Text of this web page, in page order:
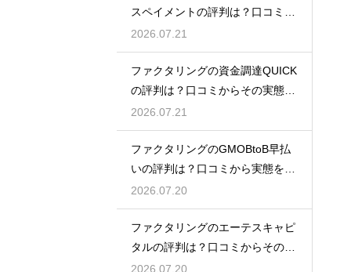
スペイメントの評判は？口コミで
実態を解説
2026.07.21
ファクタリングの資金調達QUICK
の評判は？口コミからその実態を
徹底解説
2026.07.21
ファクタリングのGMOBtoB早払
いの評判は？口コミから実態を徹
底解説
2026.07.20
ファクタリングのエーテスキャピ
タルの評判は？口コミからその実
態を徹底解説
2026.07.20